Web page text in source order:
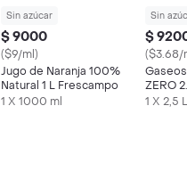
Sin azúcar
$ 9000
($9/ml)
Jugo de Naranja 100%
Natural 1 L Frescampo
1 X 1000 ml
Sin
$
($3.68/
ZERO
1 X 2,5 L